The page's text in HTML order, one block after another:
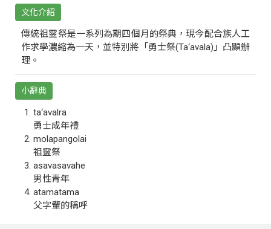
文化介紹
傳統祖靈祭是一系列為期四個月的祭典，現今配合族人工
作求學濃縮為一天，並特別將「勇士祭(Ta‘avala)」凸顯辦
理。
小辭典
ta‘avalra
勇士成年禮
molapangolai
祖靈祭
asavasavahe
男性青年
atamatama
父字輩的稱呼